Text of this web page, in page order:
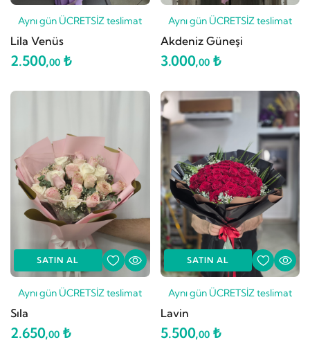
Aynı gün ÜCRETSİZ teslimat
Lila Venüs
2.500,00 ₺
Aynı gün ÜCRETSİZ teslimat
Akdeniz Güneşi
3.000,00₺
SATIN AL
Aynı gün ÜCRETSİZ teslimat
Sıla
2.650,00 ₺
SATIN AL
Aynı gün ÜCRETSİZ teslimat
Lavin
5.500,00₺